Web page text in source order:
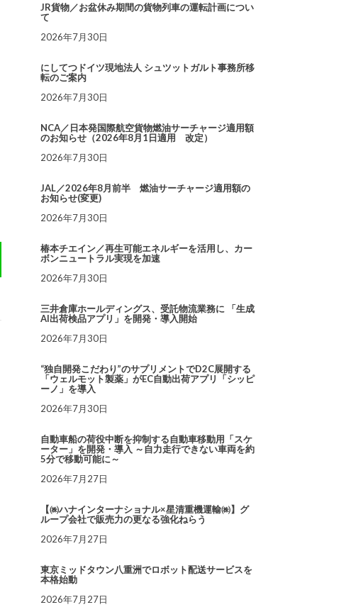
JR貨物／お盆休み期間の貨物列車の運転計画につい
て
2026年7月30日
にしてつドイツ現地法人 シュツットガルト事務所移
転のご案内
2026年7月30日
NCA／日本発国際航空貨物燃油サーチャージ適用額
のお知らせ（2026年8月1日適用 改定）
2026年7月30日
JAL／2026年8月前半 燃油サーチャージ適用額の
お知らせ(変更)
2026年7月30日
椿本チエイン／再生可能エネルギーを活用し、カー
ボンニュートラル実現を加速
2026年7月30日
三井倉庫ホールディングス、受託物流業務に 「生成
AI出荷検品アプリ」を開発・導入開始
2026年7月30日
“独自開発こだわり”のサプリメントでD2C展開する
「ウェルモット製薬」がEC自動出荷アプリ「シッピ
ーノ」を導入
2026年7月30日
自動車船の荷役中断を抑制する自動車移動用「スケ
ーター」を開発・導入 ～自力走行できない車両を約
5分で移動可能に～
2026年7月27日
【㈱ハナインターナショナル×星清重機運輸㈱】グ
ループ会社で販売力の更なる強化ねらう
2026年7月27日
東京ミッドタウン八重洲でロボット配送サービスを
本格始動
2026年7月27日